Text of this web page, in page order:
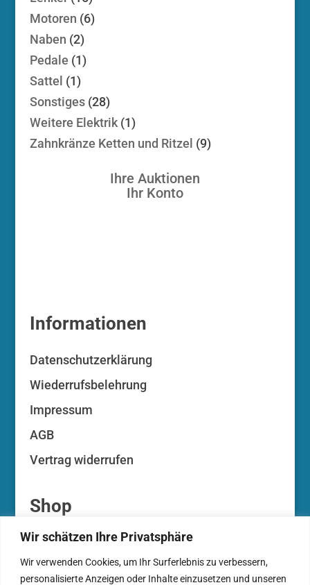
Wir schätzen Ihre Privatsphäre
Wir verwenden Cookies, um Ihr Surferlebnis zu verbessern,
personalisierte Anzeigen oder Inhalte einzusetzen und unseren
Produkte
Motoren 66
Naben 22
Produkte
Pedale 11
Sattel 11
Produkt
Sonstiges 2828
Produkte
Weitere Elektrik 11
Produkt
Zahnkränze Ketten und Ritzel 99
Ihre Auktionen
Ihr Konto
Informationen
Datenschutzerklärung
Wiederrufsbelehrung
Impressum
AGB
Vertrag widerrufen
Shop
Ihr Konto
Ihre Auktionen